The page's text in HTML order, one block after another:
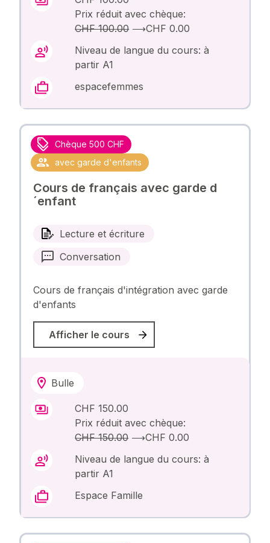
Prix réduit avec chèque:
CHF 100.00⟶CHF 0.00
Niveau de langue du cours: à
partir A1
espacefemmes
Chèque 500 CHF
avec garde d'enfants
Cours de français avec garde d
´enfant
Lecture et écriture
Conversation
Cours de français d'intégration avec garde
d'enfants
Afficher le cours
Bulle
CHF 150.00
Prix réduit avec chèque:
CHF 150.00⟶CHF 0.00
Niveau de langue du cours: à
partir A1
Espace Famille